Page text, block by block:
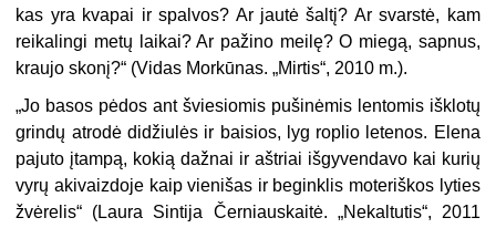
kas yra kvapai ir spalvos? Ar jautė šaltį? Ar svarstė, kam
reikalingi metų laikai? Ar pažino meilę? O miegą, sapnus,
kraujo skonį?“ (Vidas Morkūnas. „Mirtis“, 2010 m.).
„Jo basos pėdos ant šviesiomis pušinėmis lentomis išklotų
grindų atrodė didžiulės ir baisios, lyg roplio letenos. Elena
pajuto įtampą, kokią dažnai ir aštriai išgyvendavo kai kurių
vyrų akivaizdoje kaip vienišas ir beginklis moteriškos lyties
žvėrelis“ (Laura Sintija Černiauskaitė. „Nekaltutis“, 2011